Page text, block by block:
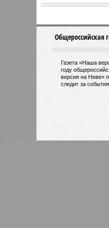
Версия //Власть //
Названы
Домыслы